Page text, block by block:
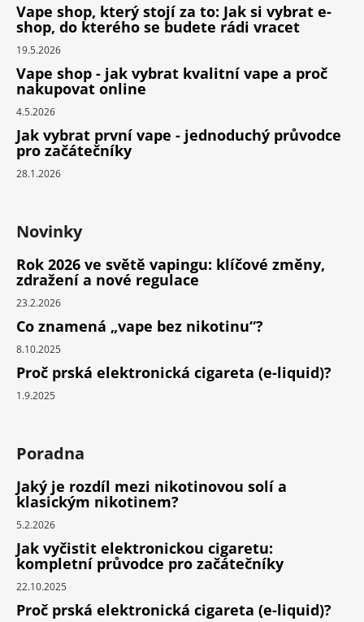
Vape shop, který stojí za to: Jak si vybrat e-
shop, do kterého se budete rádi vracet
19.5.2026
Vape shop - jak vybrat kvalitní vape a proč
nakupovat online
4.5.2026
Jak vybrat první vape - jednoduchý průvodce
pro začátečníky
28.1.2026
Novinky
Rok 2026 ve světě vapingu: klíčové změny,
zdražení a nové regulace
23.2.2026
Co znamená „vape bez nikotinu“?
8.10.2025
Proč prská elektronická cigareta (e-liquid)?
1.9.2025
Poradna
Jaký je rozdíl mezi nikotinovou solí a
klasickým nikotinem?
5.2.2026
Jak vyčistit elektronickou cigaretu:
kompletní průvodce pro začátečníky
22.10.2025
Proč prská elektronická cigareta (e-liquid)?